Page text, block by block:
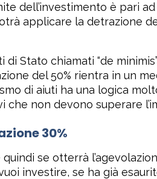
dell’investimento è pari
applicare la detrazione
Stato chiamati “de
del 50% rientra in un
di aiuti ha una logica
non devono superare
30%
se otterrà
investire, se ha già